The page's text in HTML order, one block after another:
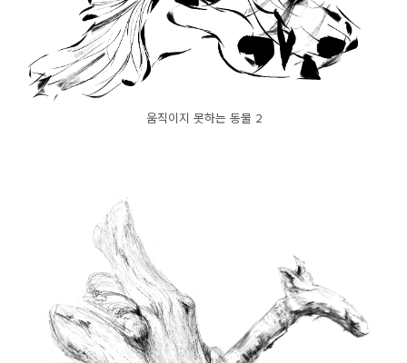
움직이지 못하는 동물 2